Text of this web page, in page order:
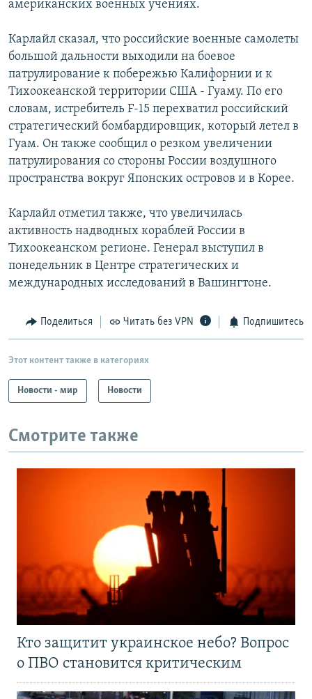
Все сайты РСЕ/РС
американских военных учениях.
Карлайл сказал, что российские военные самолеты
большой дальности выходили на боевое
патрулирование к побережью Калифорнии и к
Тихоокеанской территории США - Гуаму. По его
словам, истребитель F-15 перехватил российский
стратегический бомбардировщик, который летел в
Гуам. Он также сообщил о резком увеличении
патрулирования со стороны России воздушного
пространства вокруг Японских островов и в Корее.
Карлайл отметил также, что увеличилась
активность надводных кораблей России в
Тихоокеанском регионе. Генерал выступил в
понедельник в Центре стратегических и
международных исследований в Вашингтоне.
Поделиться Читать без VPN Подпишитесь
Этот контент также в категориях
Новости - мир Новости
Смотрите также
Кто защитит украинское небо? Вопрос
о ПВО становится критическим